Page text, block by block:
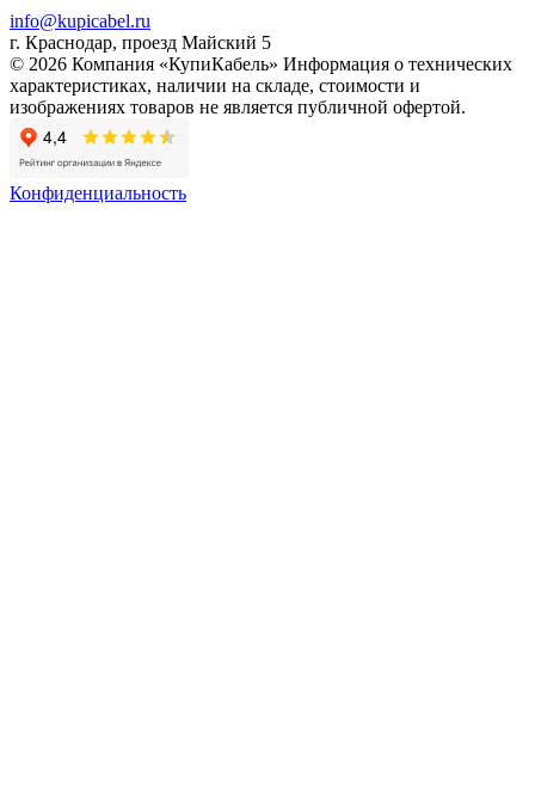
info@kupicabel.ru
г. Краснодар, проезд Майский 5
© 2026 Компания «КупиКабель» Информация о технических
характеристиках, наличии на складе, стоимости и
изображениях товаров не является публичной офертой.
Конфиденциальность